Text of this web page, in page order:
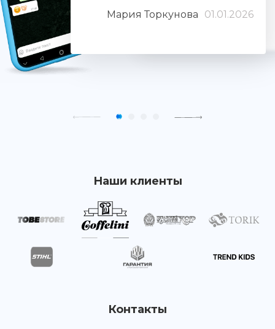
Мария Торкунова 01.01.2026
Наши клиенты
Контакты